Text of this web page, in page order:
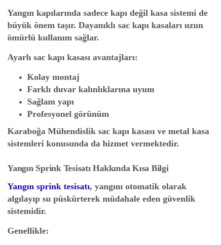
Yangın kapılarında sadece kapı değil kasa sistemi de
büyük önem taşır. Dayanıklı sac kapı kasaları uzun
ömürlü kullanım sağlar.
Ayarlı sac kapı kasası avantajları:
Kolay montaj
Farklı duvar kalınlıklarına uyum
Sağlam yapı
Profesyonel görünüm
Karaboğa Mühendislik sac kapı kasası ve metal kasa
sistemleri konusunda da hizmet vermektedir.
Yangın Sprink Tesisatı Hakkında Kısa Bilgi
Yangın sprink tesisatı, yangını otomatik olarak
algılayıp su püskürterek müdahale eden güvenlik
sistemidir.
Genellikle: